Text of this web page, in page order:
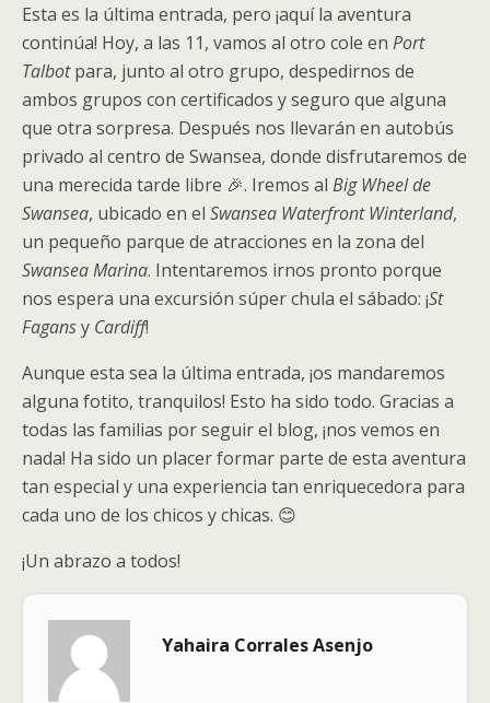
Esta es la última entrada, pero ¡aquí la aventura
continúa! Hoy, a las 11, vamos al otro cole en Port
Talbotpara, junto al otro grupo, despedirnos de
ambos grupos con certificados y seguro que alguna
que otra sorpresa. Después nos llevarán en autobús
privado al centro de Swansea, donde disfrutaremos de
una merecida tarde libre 🎉. Iremos al Big Wheel de
Swansea, ubicado en el Swansea Waterfront Winterland,
un pequeño parque de atracciones en la zona del
Swansea Marina. Intentaremos irnos pronto porque
nos espera una excursión súper chula el sábado: ¡St
Fagansy Cardiff!
Aunque esta sea la última entrada, ¡os mandaremos
alguna fotito, tranquilos! Esto ha sido todo. Gracias a
todas las familias por seguir el blog, ¡nos vemos en
nada! Ha sido un placer formar parte de esta aventura
tan especial y una experiencia tan enriquecedora para
cada uno de los chicos y chicas. 😊
¡Un abrazo a todos!
Yahaira Corrales Asenjo